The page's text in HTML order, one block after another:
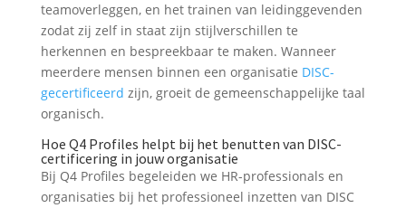
teamoverleggen, en het trainen van leidinggevenden
zodat zij zelf in staat zijn stijlverschillen te
herkennen en bespreekbaar te maken. Wanneer
meerdere mensen binnen een organisatie DISC-
gecertificeerd zijn, groeit de gemeenschappelijke taal
organisch.
Hoe Q4 Profiles helpt bij het benutten van DISC-
certificering in jouw organisatie
Bij Q4 Profiles begeleiden we HR-professionals en
organisaties bij het professioneel inzetten van DISC